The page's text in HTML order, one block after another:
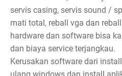
servis casing, servis sound /
mati total, reball vga dan
hardware dan software bisa
dan biaya service terjangkau.
Kerusakan software dari